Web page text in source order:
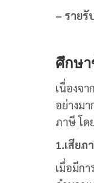
– รายรั
ศึกษ
เนื่องจ
อย่างม
ภาษี โด
1.เสีย
เมื่อมีก